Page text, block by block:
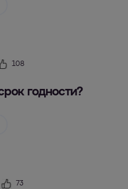
108
годности?
73